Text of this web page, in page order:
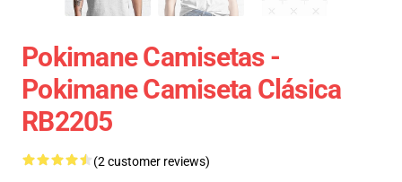
Pokimane Camisetas -
Pokimane Camiseta Clásica
RB2205
(2 customer reviews)